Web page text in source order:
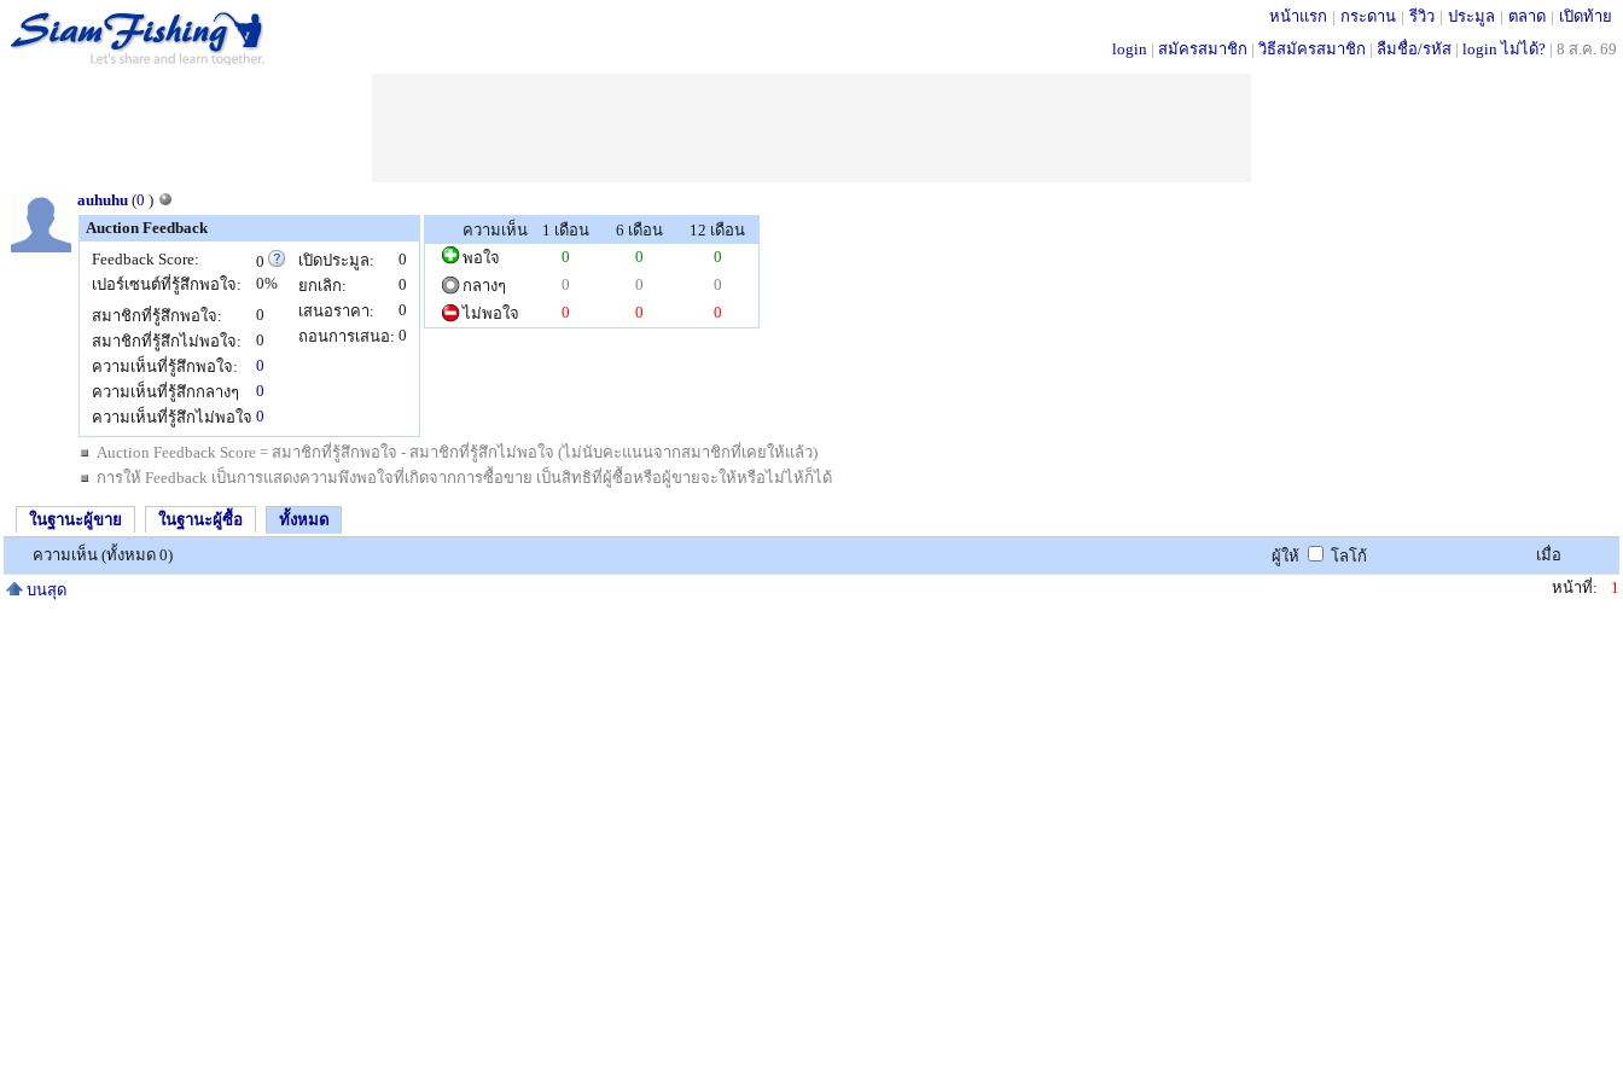
หน้าแรก | กระดาน | รีวิว | ประมูล | ตลาด | เปิดท้าย
login | สมัครสมาชิก | วิธีสมัครสมาชิก | ลืมชื่อ/รหัส | login ไม่ได้? | 8 ส.ค. 69
auhuhu (0 )
Auction Feedback
Feedback Score:
0
เปอร์เซนต์ที่รู้สึกพอใจ:
0%
สมาชิกที่รู้สึกพอใจ:
0
สมาชิกที่รู้สึกไม่พอใจ:
0
ความเห็นที่รู้สึกพอใจ:
0
ความเห็นที่รู้สึกกลางๆ
0
ความเห็นที่รู้สึกไม่พอใจ 0
เปิดประมูล:
0
ยกเลิก:
0
เสนอราคา:
0
ถอนการเสนอ: 0
ความเห็น 1 เดือน 6 เดือน
12 เดือน
พอใจ
0 0
0
กลางๆ
0 0
0
ไม่พอใจ
0 0 0
Auction Feedback Score = สมาชิกที่รู้สึกพอใจ - สมาชิกที่รู้สึกไม่พอใจ (ไม่นับคะแนนจากสมาชิกที่เคยให้แล้ว)
การให้ Feedback เป็นการแสดงความพึงพอใจที่เกิดจากการซื้อขาย เป็นสิทธิที่ผู้ซื้อหรือผู้ขายจะให้หรือไม่ไห้ก็ได้
ในฐานะผู้ขาย ในฐานะผู้ซื้อ
ทั้งหมด
ความเห็น (ทั้งหมด 0)
ผู้ให้ โลโก้
เมื่อ
บนสุด
หน้าที่: 1